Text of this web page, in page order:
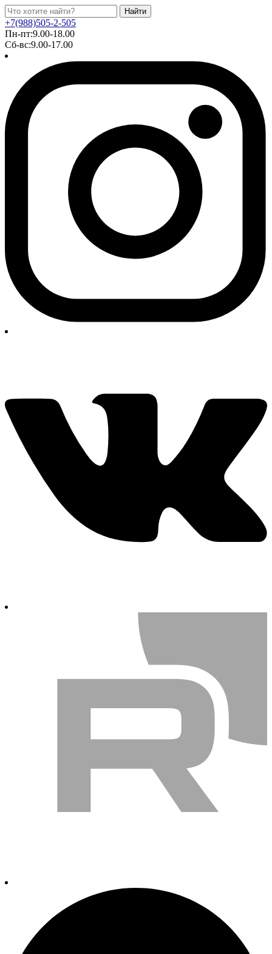
Найти
+7(988)505-2-505
Пн-пт:9.00-18.00
Сб-вс:9.00-17.00